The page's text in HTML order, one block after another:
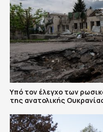
Υπό τον έλεγχο των
της ανατολικής